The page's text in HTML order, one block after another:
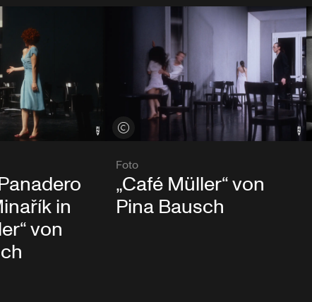
in
von
Credits öffnen
Foto
„Café Müller“ von
Pina Bausch